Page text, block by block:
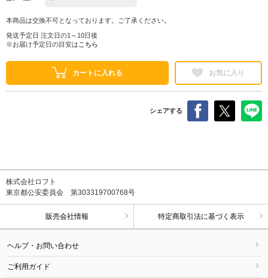
本商品は交換不可となっております。ご了承ください。
発送予定日 注文日の1～10日後
※お届け予定日の目安は こちら
カートに入れる お気に入り
シェアする
株式会社ロフト
東京都公安委員会 第303319700768号
販売会社情報 特定商取引法に基づく表示
ヘルプ・お問い合わせ
ご利用ガイド